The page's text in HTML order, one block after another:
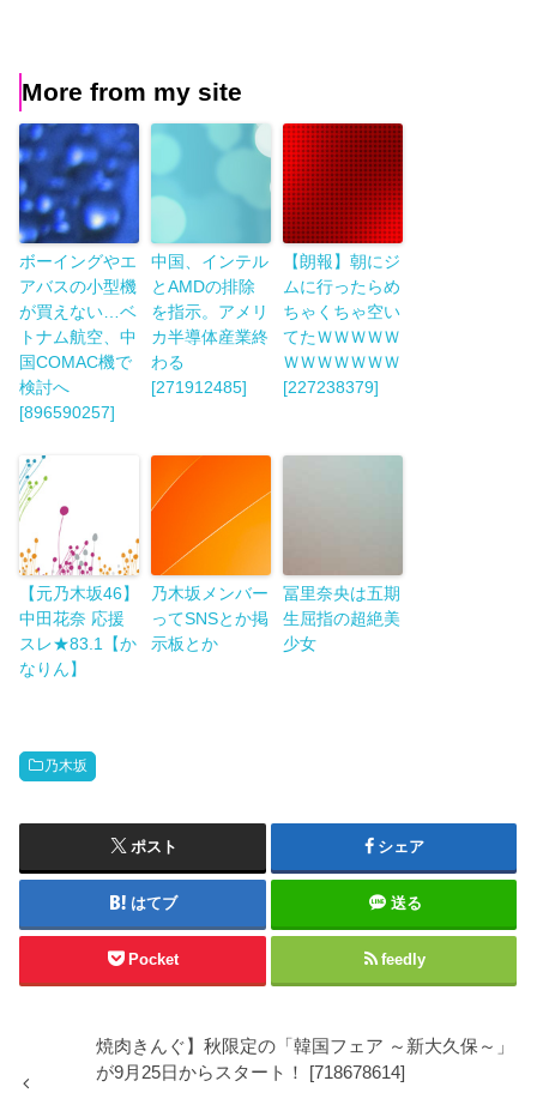
More from my site
ボーイングやエ
アバスの小型機
が買えない…ベ
トナム航空、中
国COMAC機で
検討へ
[896590257]
中国、インテル
とAMDの排除
を指示。アメリ
カ半導体産業終
わる
[271912485]
【朗報】朝にジ
ムに行ったらめ
ちゃくちゃ空い
てたＷＷＷＷＷ
ＷＷＷＷＷＷＷ
[227238379]
【元乃木坂46】
中田花奈 応援
スレ★83.1【か
なりん】
乃木坂メンバー
ってSNSとか掲
示板とか
冨里奈央は五期
生屈指の超絶美
少女
乃木坂
ポスト シェア
はてブ 送る
Pocket feedly
焼肉きんぐ】秋限定の「韓国フェア ～新大久保～」
が9月25日からスタート！ [718678614]